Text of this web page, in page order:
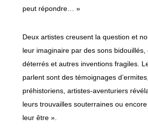
peut répondre… »
Deux artistes creusent la question et
leur imaginaire par des sons bidouillés,
déterrés et autres inventions fragiles.
parlent sont des témoignages
préhistoriens, artistes-aventuriers
leurs trouvailles souterraines ou
leur être ».